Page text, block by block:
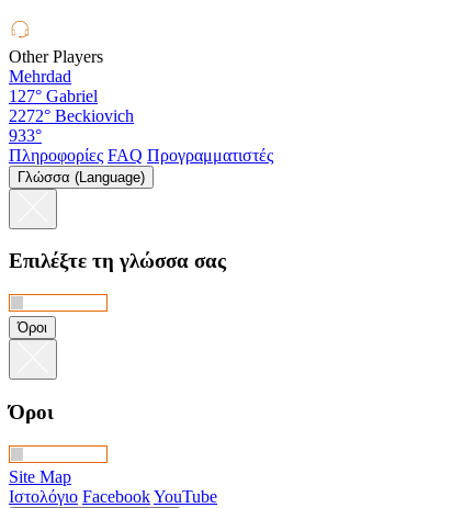
Other Players
Mehrdad
127° Gabriel
2272° Beckiovich
933°
Πληροφορίες FAQ Προγραμματιστές
Γλώσσα (Language)
Επιλέξτε τη γλώσσα σας
Όροι
Όροι
Site Map
Ιστολόγιο FacebookYouTube